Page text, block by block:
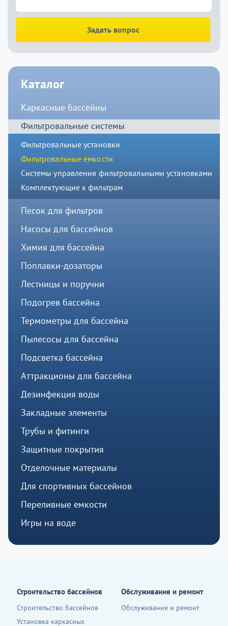
Задать вопрос
Каталог
Каркасные бассейны
Фильтровальные системы
Фильтровальные установки
Фильтровальные ёмкости
Системы управления фильтровальными установками
Комплектующие к фильтрам
Песок для фильтров
Насосы для бассейнов
Химия для бассейна
Поплавки-дозаторы
Лестницы и поручни
Подогрев бассейна
Термометры для бассейна
Пылесосы для бассейна
Подсветка бассейна
Аттракционы для бассейна
Дезинфекция воды
Закладные элементы
Трубы и фитинги
Защитные покрытия
Отделочные материалы
Для спортивных бассейнов
Переливные емкости
Игры на воде
Строительство бассейнов
Строительство бассейнов
Установка каркасных
Обслуживание и ремонт
Обслуживание и ремонт